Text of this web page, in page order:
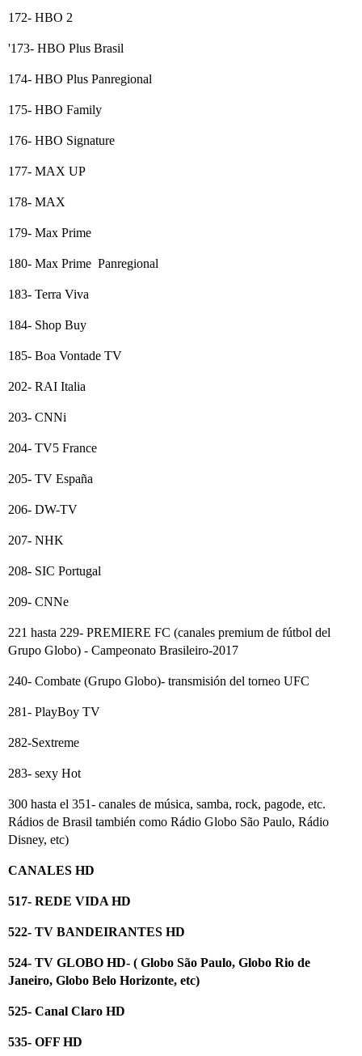
172- HBO 2
'173- HBO Plus Brasil
174- HBO Plus Panregional
175- HBO Family
176- HBO Signature
177- MAX UP
178- MAX
179- Max Prime
180- Max Prime Panregional
183- Terra Viva
184- Shop Buy
185- Boa Vontade TV
202- RAI Italia
203- CNNi
204- TV5 France
205- TV España
206- DW-TV
207- NHK
208- SIC Portugal
209- CNNe
221 hasta 229- PREMIERE FC (canales premium de fútbol del
Grupo Globo) - Campeonato Brasileiro-2017
240- Combate (Grupo Globo)- transmisión del torneo UFC
281- PlayBoy TV
282-Sextreme
283- sexy Hot
300 hasta el 351- canales de música, samba, rock, pagode, etc.
Rádios de Brasil también como Rádio Globo São Paulo, Rádio
Disney, etc)
CANALES HD
517- REDE VIDA HD
522- TV BANDEIRANTES HD
524- TV GLOBO HD- ( Globo São Paulo, Globo Rio de
Janeiro, Globo Belo Horizonte, etc)
525- Canal Claro HD
535- OFF HD